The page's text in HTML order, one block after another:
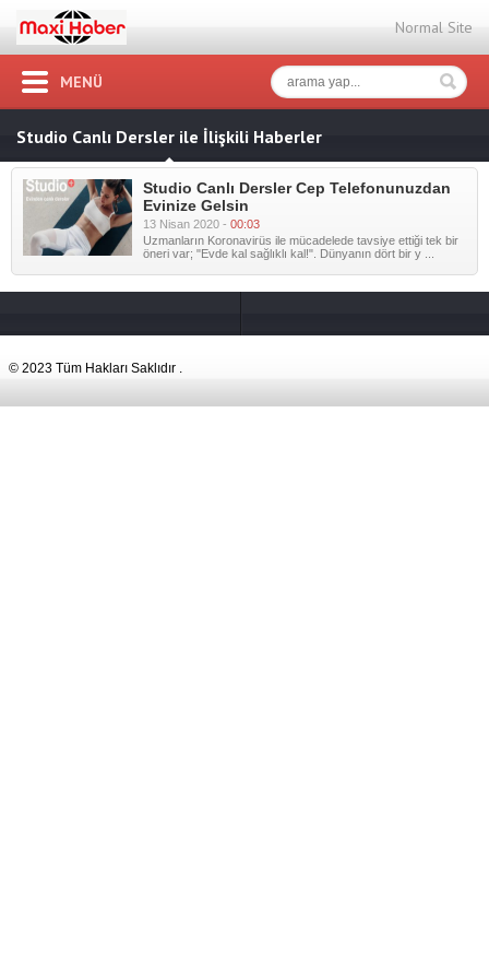
Normal Site
MENÜ
Studio Canlı Dersler ile İlişkili Haberler
Studio Canlı Dersler Cep Telefonunuzdan
Evinize Gelsin
13 Nisan 2020 - 00:03
Uzmanların Koronavirüs ile mücadelede tavsiye ettiği tek bir
öneri var; "Evde kal sağlıklı kal!". Dünyanın dört bir y ...
© 2023 Tüm Hakları Saklıdır .